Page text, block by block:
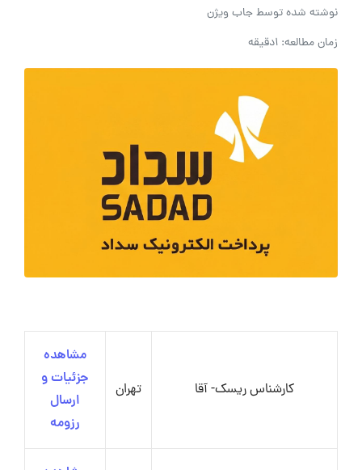
نوشته شده توسطجاب ویژن
زمان مطالعه: 1دقیقه
کارشناس ریسک- آقا تهران
مشاهده
جزئیات و
ارسال
رزومه